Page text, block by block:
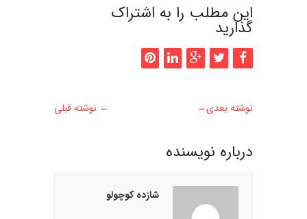
این مطلب را به اشتراک
گذارید
← نوشته قبلی نوشته بعدی→
درباره نويسنده
شازده کوچولو